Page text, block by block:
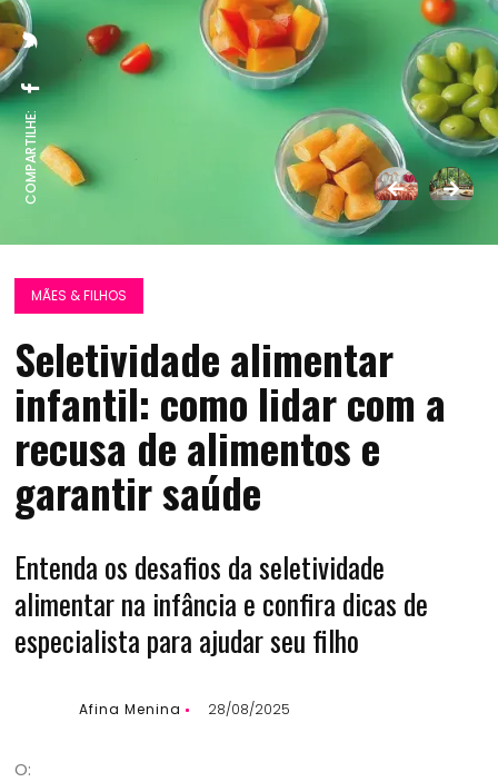
COMPARTILHE:
MÃES & FILHOS
Seletividade alimentar
infantil: como lidar com a
recusa de alimentos e
garantir saúde
Entenda os desafios da seletividade
alimentar na infância e confira dicas de
especialista para ajudar seu filho
Afina Menina 28/08/2025
O: